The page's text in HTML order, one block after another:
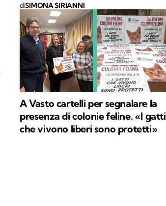
diSIMONA SIRIANNI
A Vasto cartelli per segnalare la
presenza di colonie feline. «I gatti
che vivono liberi sono protetti»